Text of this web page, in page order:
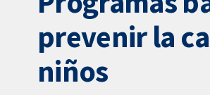
prevenir la
niños